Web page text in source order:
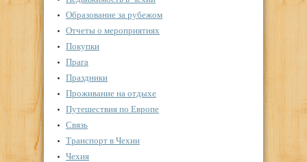
Образование за рубежом
Отчеты о мероприятиях
Покупки
Прага
Праздники
Проживание на отдыхе
Путешествия по Европе
Связь
Транспорт в Чехии
Чехия